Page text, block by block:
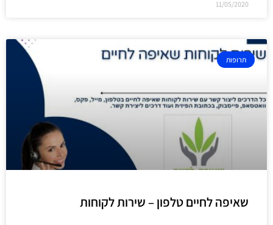
11/05/2020
תרופות
שאיפה לחיים טלפון – שירות לקוחות